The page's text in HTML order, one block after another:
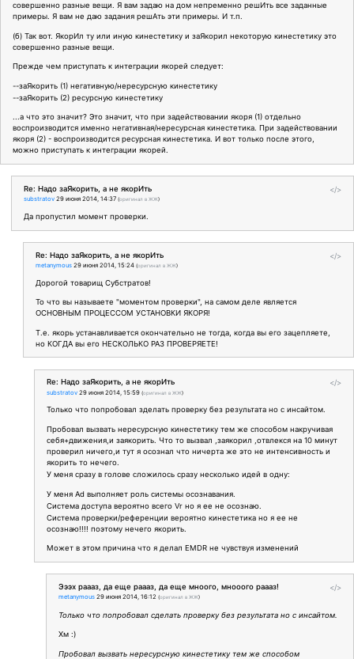
совершенно разные вещи. Я вам задаю на дом непременно решИть все заданные
примеры. Я вам не даю задания решАть эти примеры. И т.п.
(б) Так вот. ЯкорИл ту или иную кинестетику и заЯкорил некоторую кинестетику это
совершенно разные вещи.
Прежде чем приступать к интеграции якорей следует:
--заЯкорить (1) негативную/нересурсную кинестетику
--заЯкорить (2) ресурсную кинестетику
...а что это значит? Это значит, что при задействовании якоря (1) отдельно
воспроизводится именно негативная/нересурсная кинестетика. При задействовании
якоря (2) - воспроизводится ресурсная кинестетика. И вот только после этого,
можно приступать к интеграции якорей.
</>
Re: Надо заЯкорить, а не якорИть
substratov 29 июня 2014, 14:37 (оригинал в ЖЖ)
Да пропустил момент проверки.
</>
Re: Надо заЯкорить, а не якорИть
metanymous 29 июня 2014, 15:24 (оригинал в ЖЖ)
Дорогой товарищ Субстратов!
То что вы называете "моментом проверки", на самом деле является
ОСНОВНЫМ ПРОЦЕССОМ УСТАНОВКИ ЯКОРЯ!
Т.е. якорь устанавливается окончательно не тогда, когда вы его зацепляете,
но КОГДА вы его НЕСКОЛЬКО РАЗ ПРОВЕРЯЕТЕ!
</>
Re: Надо заЯкорить, а не якорИть
substratov 29 июня 2014, 15:59 (оригинал в ЖЖ)
Только что попробовал зделать проверку без результата но с инсайтом.
Пробовал вызвать нересурсную кинестетику тем же способом накручивая
себя+движения,и заякорить. Что то вызвал ,заякорил ,отвлекся на 10 минут
проверил ничего,и тут я осознал что ничерта же это не интенсивность и
якорить то нечего.
У меня сразу в голове сложилось сразу несколько идей в одну:
У меня Ad выполняет роль системы осознавания.
Система доступа вероятно всего Vr но я ее не осознаю.
Система проверки/референции вероятно кинестетика но я ее не
осознаю!!!! поэтому нечего якорить.
Может в этом причина что я делал EMDR не чувствуя изменений
</>
Эээх раааз, да еще раааз, да еще мноого, мнооого раааз!
metanymous 29 июня 2014, 16:12 (оригинал в ЖЖ)
Только что попробовал сделать проверку без результата но с инсайтом.
Хм :)
Пробовал вызвать нересурсную кинестетику тем же способом